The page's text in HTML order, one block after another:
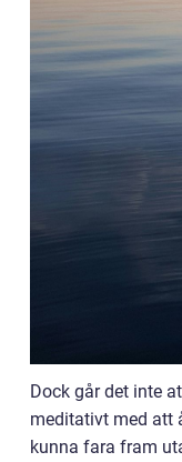
Dock går det inte
meditativt med att
kunna fara fram